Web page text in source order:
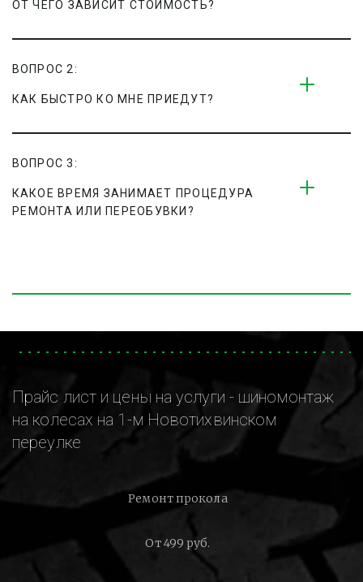
ОТ ЧЕГО ЗАВИСИТ СТОИМОСТЬ?
ВОПРОС 2:
КАК БЫСТРО КО МНЕ ПРИЕДУТ?
ВОПРОС 3:
КАКОЕ ВРЕМЯ ЗАНИМАЕТ ПРОЦЕДУРА
РЕМОНТА ИЛИ ПЕРЕОБУВКИ?
Прайс лист и цены на услуги - шиномонтаж
на колесах на 1-м Новотихвинском
переулке
Ремонт прокола
От 499 руб.